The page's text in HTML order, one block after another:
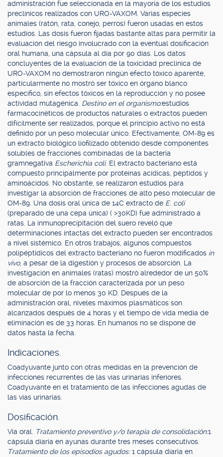
administración fue seleccionada en la mayoría de los estudios
preclínicos realizados con URO-VAXOM. Varias especies
animales (ratón, rata, conejo, perros) fueron usadas en estos
estudios. Las dosis fueron fijadas bastante altas para permitir la
evaluación del riesgo involucrado con la eventual dosificación
oral humana, una cápsula al día por 90 días. Los datos
concluyentes de la evaluación de la toxicidad preclínica de
URO-VAXOM no demostraron ningún efecto tóxico aparente,
particularmente no mostró ser tóxico en órgano blanco
específico, sin efectos tóxicos en la reproducción y no posee
actividad mutagénica. Destino en el organismo:estudios
farmacocinéticos de productos naturales o extractos pueden
difícilmente ser realizados, porque el principio activo no está
definido por un peso molecular único. Efectivamente, OM-89 es
un extracto biológico liofilizado obtenido desde componentes
solubles de fracciones combinadas de la bacteria
gramnegativa Escherichia coli. El extracto bacteriano está
compuesto principalmente por proteínas acídicas, péptidos y
aminoácidos. No obstante, se realizaron estudios para
investigar la absorción de fracciones de alto peso molecular de
OM-89. Una dosis oral única de 14C extracto de E. coli
(preparado de una cepa única) ( >30KD) fue administrado a
ratas. La inmunoprecipitación del suero reveló que
determinaciones intactas del extracto pueden ser encontrados
a nivel sistémico. En otros trabajos, algunos compuestos
polipéptidicos del extracto bacteriano no fueron modificados in
vivo, a pesar de la digestión y procesos de absorción. La
investigación en animales (ratas) mostró alrededor de un 50%
de absorción de la fracción caracterizada por un peso
molecular de por lo menos 30 KD. Después de la
administración oral, niveles máximos plasmáticos son
alcanzados después de 4 horas y el tiempo de vida media de
eliminación es de 33 horas. En humanos no se dispone de
datos hasta la fecha.
Indicaciones.
Coadyuvante junto con otras medidas en la prevención de
infecciones recurrentes de las vías urinarias inferiores.
Coadyuvante en el tratamiento de las infecciones agudas de
las vías urinarias.
Dosificación.
Vía oral. Tratamiento preventivo y/o terapia de consolidación:1
cápsula diaria en ayunas durante tres meses consecutivos.
Tratamiento de los episodios agudos:1 cápsula diaria en